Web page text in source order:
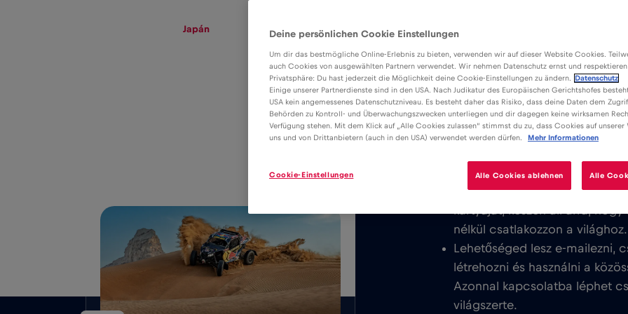
Japán
8€/GB
Előnyök Leírás
Töltse le a könnyen telepíthető Red
élvezze a korlátlan mobilinternetet
Soha nem számítunk fel
kártyáját, készen áll arra,
nélkül csatlakozzon a világhoz.
Lehetőséged lesz e-mailezni,
létrehozni és használni a
Azonnal kapcsolatba léphet
világszerte.
Deine persönlichen Cookie Einstellungen
Um dir das bestmögliche Online-Erlebnis zu bieten, verwenden wir auf dieser Website Cookies.
auch Cookies von ausgewählten Partnern verwendet. Wir nehmen Datenschutz ernst und
Privatsphäre: Du hast jederzeit die Möglichkeit deine Cookie-Einstellungen zu ändern.
Datenschutz
Einige unserer Partnerdienste sind in den USA. Nach Judikatur des Europäischen Gerichtshofes
USA kein angemessenes Datenschutzniveau. Es besteht daher das Risiko, dass deine Daten dem
Behörden zu Kontroll- und Überwachungszwecken unterliegen und dir dagegen keine wirksamen
Verfügung stehen. Mit dem Klick auf „Alle Cookies zulassen“ stimmst du zu, dass Cookies auf unserer
uns und von Drittanbietern (auch in den USA) verwendet werden dürfen.
Mehr Informationen
Alle Cookies ablehnen Alle
Cookie-Einstellungen